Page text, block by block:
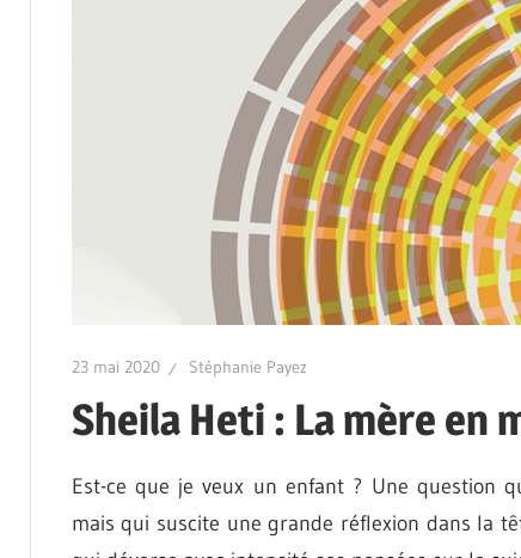
23 mai 2020 Stéphanie Payez
Sheila Heti : La mère en
Est-ce que je veux un enfant ? Une question
mais qui suscite une grande réflexion dans la